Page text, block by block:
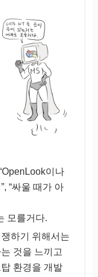
이나
“싸울 때가 아
모를거다.
하기 위해서는
것을 느끼고
환경을 개발